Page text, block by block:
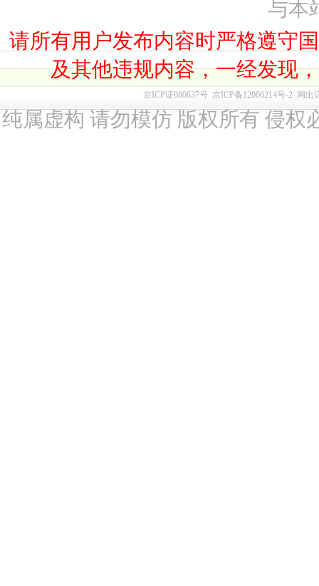
与本
请所有用户发布内容时严格遵守
及其他违规内容，一经发现
京ICP证080637号 京ICP备12006214号-2 网出
纯属虚构 请勿模仿 版权所有 侵权